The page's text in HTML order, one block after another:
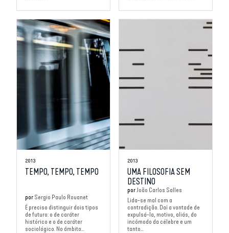
2013
TEMPO, TEMPO, TEMPO
por Sergio Paulo Rouanet
É preciso distinguir dois tipos
de futuro: o de caráter
histórico e o de caráter
sociológico. No âmbito...
2013
UMA FILOSOFIA SEM
DESTINO
por João Carlos Salles
Lida-se mal com a
contradição. Daí a vontade de
expulsá-la, motivo, aliás, do
incômodo da célebre e um
tanto...